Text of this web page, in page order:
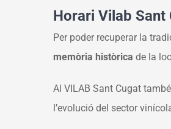
Horari Vilab Sant
Per poder recuperar la
memòria històrica de la
Al VILAB Sant Cugat
l’evolució del sector